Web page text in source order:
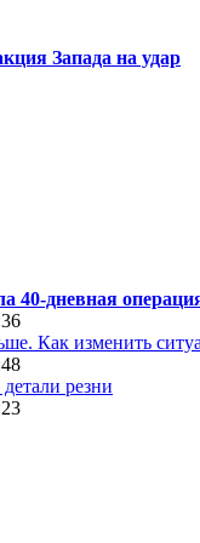
Запада на удар
40-дневная
Как изменить
резни